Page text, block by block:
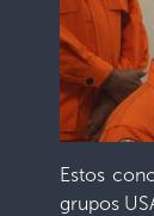
Estos
grupos